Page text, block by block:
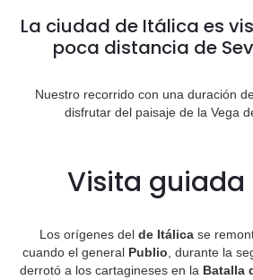
La ciudad de Itálica es
poca distancia de
Nuestro recorrido con una duración
disfrutar del paisaje de la Vega
Visita
Los orígenes del de Itálicase
cuando el general Publio , durante la
derrotó a los cartagineses en la Batalla